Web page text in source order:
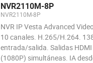
NVR2110M-8P
NVR2110M-8P
NVR IP Vesta Advanced
10 canales. H.265/H.264.
entrada/salida. Salidas HDMI
(1080P) simultáneas. IA